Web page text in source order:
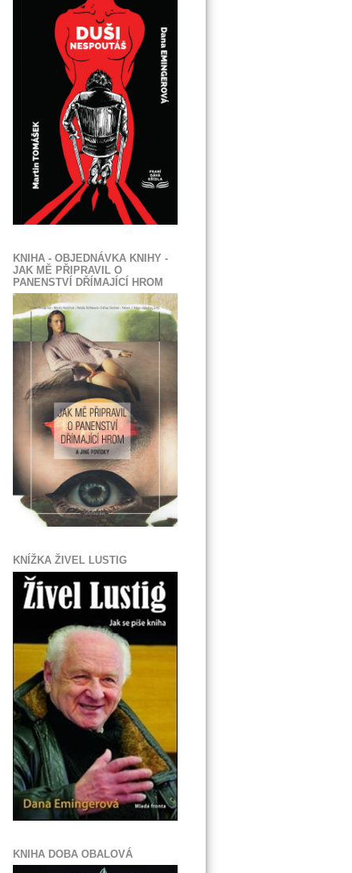
KNIHA - OBJEDNÁVKA KNIHY -
JAK MĚ PŘIPRAVIL O
PANENSTVÍ DŘÍMAJÍCÍ HROM
KNÍŽKA ŽIVEL LUSTIG
KNIHA DOBA OBALOVÁ